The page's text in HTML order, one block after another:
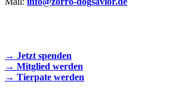
→ Jetzt spenden
→ Mitglied werden
→ Tierpate werden